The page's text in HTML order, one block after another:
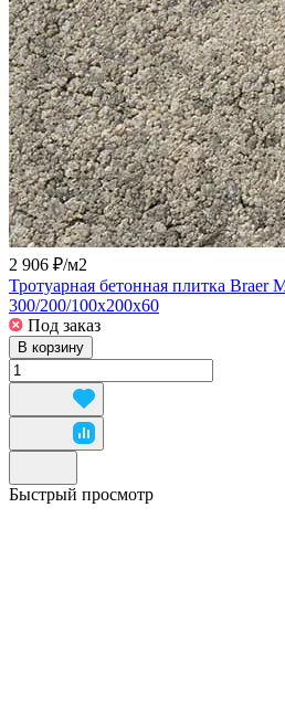
2 906 ₽/м2
Тротуарная бетонная плитка Braer
300/200/100x200x60
Под заказ
В корзину
Быстрый просмотр